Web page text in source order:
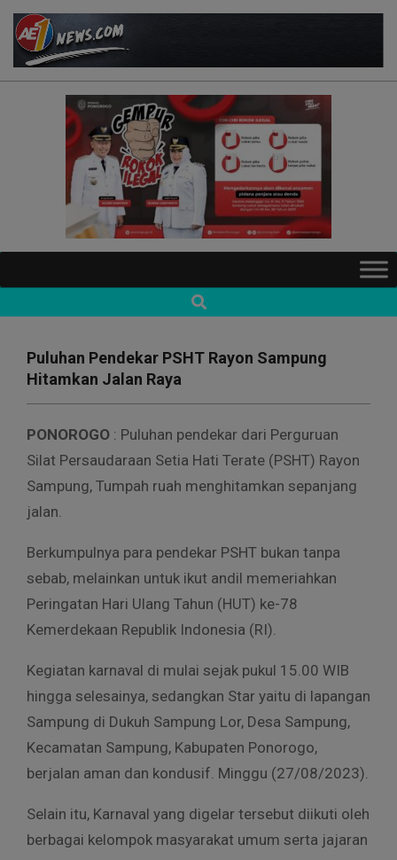
Skip
content
AE1NEWS
Navigation
Search
Puluhan Pendekar PSHT Rayon Sampung
Hitamkan Jalan Raya
PONOROGO : Puluhan pendekar dari Perguruan
Silat Persaudaraan Setia Hati Terate (PSHT) Rayon
Sampung, Tumpah ruah menghitamkan sepanjang
jalan.
Berkumpulnya para pendekar PSHT bukan tanpa
sebab, melainkan untuk ikut andil memeriahkan
Peringatan Hari Ulang Tahun (HUT) ke-78
Kemerdekaan Republik Indonesia (RI).
Kegiatan karnaval di mulai sejak pukul 15.00 WIB
hingga selesainya, sedangkan Star yaitu di lapangan
Sampung di Dukuh Sampung Lor, Desa Sampung,
Kecamatan Sampung, Kabupaten Ponorogo,
berjalan aman dan kondusif. Minggu (27/08/2023).
Selain itu, Karnaval yang digelar tersebut diikuti oleh
berbagai kelompok masyarakat umum serta jajaran